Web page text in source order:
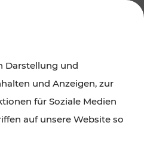
zu Fahrplanänderungen,
Darstellung und
und Anzeigen, zur
für Soziale Medien
auf unsere Website so